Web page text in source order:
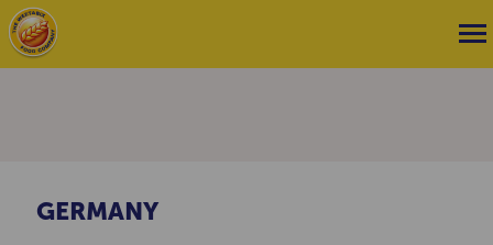
GERMANY